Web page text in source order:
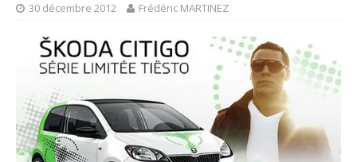
30 décembre 2012 Frédéric MARTINEZ